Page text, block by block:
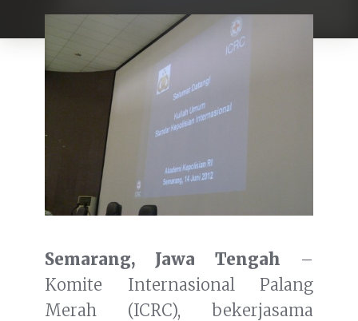
Semarang, Jawa Tengah –
Komite Internasional Palang
Merah (ICRC), bekerjasama